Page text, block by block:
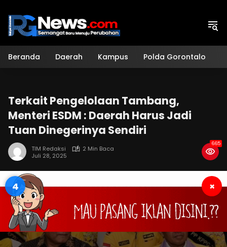
konten
Beranda Daerah Kampus Polda Gorontalo
Terkait Pengelolaan Tambang,
Menteri ESDM : Daerah Harus Jadi
Tuan Dinegerinya Sendiri
TIM Redaksi
2 Min Baca
Juli 28, 2025
665
3 ×